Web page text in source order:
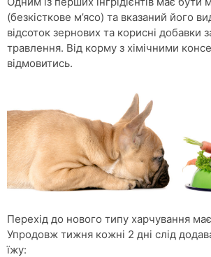
(безкісткове м’ясо) та вказаний його
відсоток зернових та корисні добавки
травлення. Від корму з хімічними
відмовитись.
Перехід до нового типу харчування
Упродовж тижня кожні 2 дні слід
їжу: